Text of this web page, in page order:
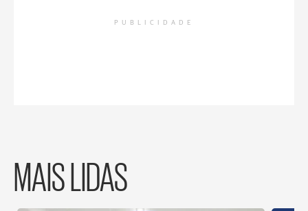
PUBLICIDADE
MAIS LIDAS